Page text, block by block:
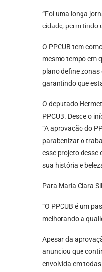
“Foi uma longa
cidade, permitindo
O PPCUB tem
mesmo tempo em
plano define zonas
garantindo que
O deputado
PPCUB. Desde o
“A aprovação do
parabenizar o
esse projeto desse
sua história e
Para Maria Clara
“O PPCUB é um
melhorando a
Apesar da
anunciou que
envolvida em